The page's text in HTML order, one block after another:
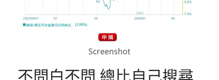
Screenshot
不問白不問 總比自己搜尋